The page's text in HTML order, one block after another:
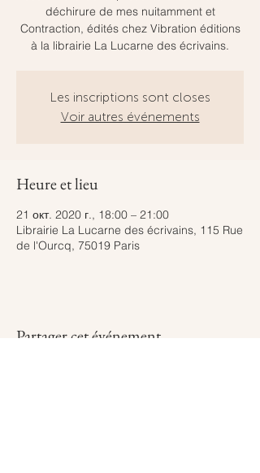
déchirure de mes nuitamment et
Contraction, édités chez Vibration éditions
à la librairie La Lucarne des écrivains.
Les inscriptions sont closes
Voir autres événements
Heure et lieu
21 окт. 2020 г., 18:00 – 21:00
Librairie La Lucarne des écrivains, 115 Rue
de l'Ourcq, 75019 Paris
Partager cet événement